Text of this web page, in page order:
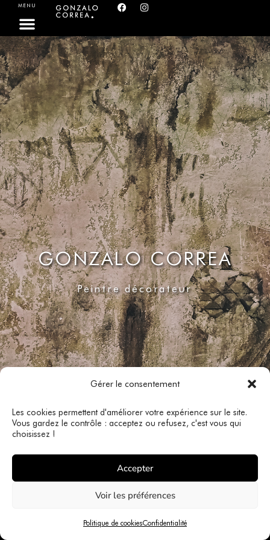
Gérer le consentement
Les cookies permettent d'améliorer votre expérience sur le site.
Vous gardez le contrôle : acceptez ou refusez, c'est vous qui
choisissez !
Accepter
Voir les préférences
Politique de cookiesConfidentialité
MENU
Peintre décorateur
GONZALO CORREA
GonzaloCorrea.com｜Accueil｜Mentions légales